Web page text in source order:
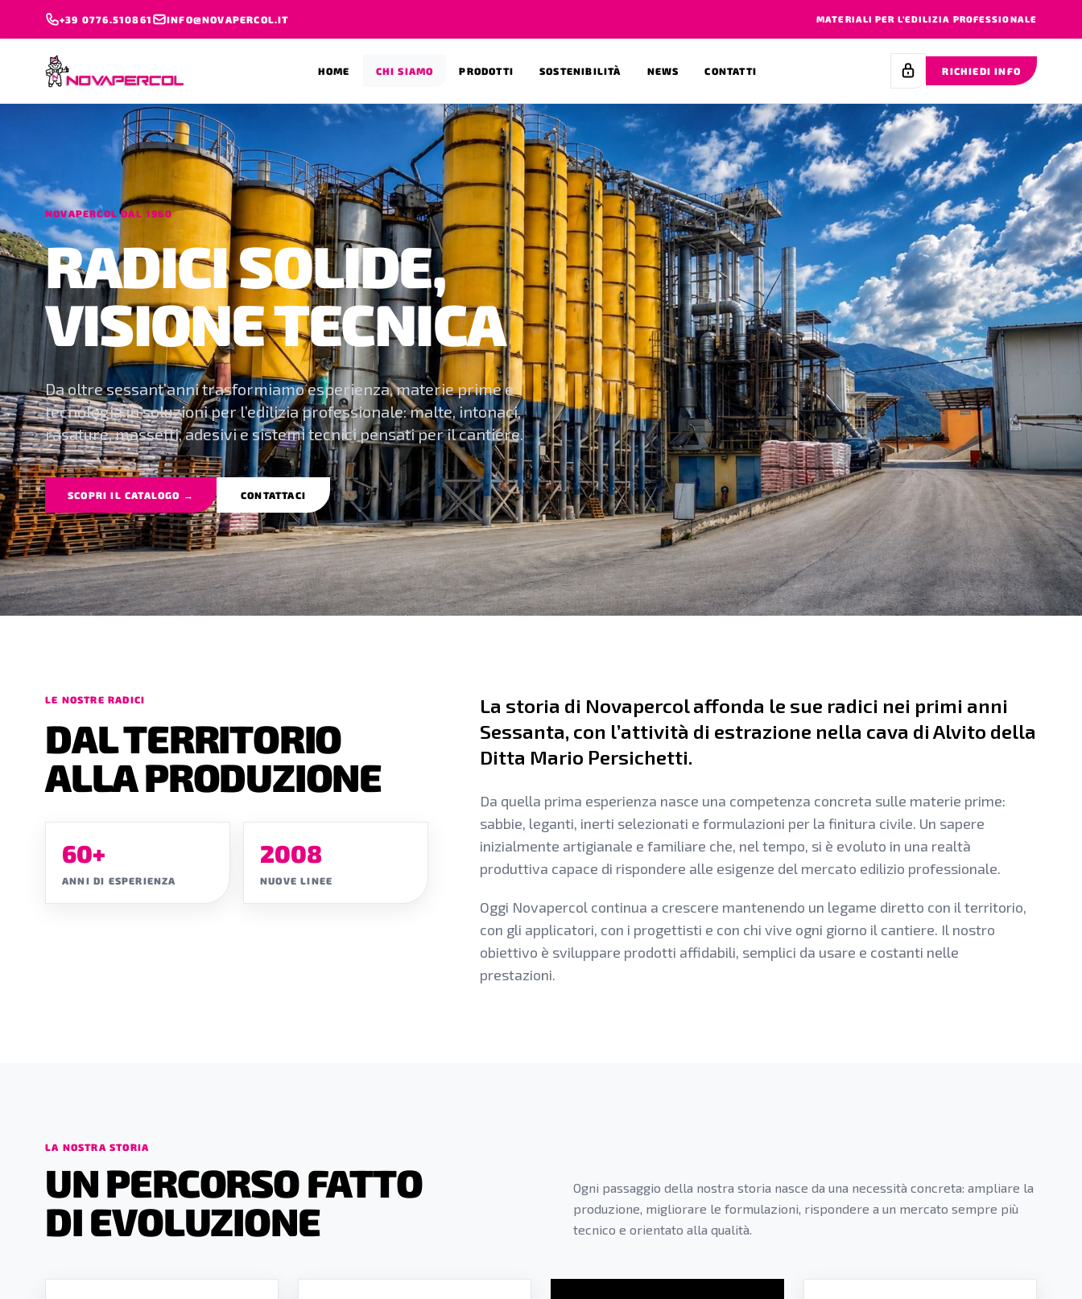
+39 0776.510861 INFO@NOVAPERCOL.IT MATERIALI PER L’EDILIZIA PROFESSIONALE
HOME CHI SIAMO PRODOTTI SOSTENIBILITÀ NEWS CONTATTI RICHIEDI INFO
NOVAPERCOL DAL 1960
RADICI SOLIDE,
VISIONE TECNICA
Da oltre sessant’anni trasformiamo esperienza, materie prime e
tecnologia in soluzioni per l’edilizia professionale: malte, intonaci,
rasature, massetti, adesivi e sistemi tecnici pensati per il cantiere.
SCOPRI IL CATALOGO → CONTATTACI
LE NOSTRE RADICI
DAL TERRITORIO
ALLA PRODUZIONE
60+
ANNI DI ESPERIENZA
2008
NUOVE LINEE
La storia di Novapercol affonda le sue radici nei primi anni
Sessanta, con l’attività di estrazione nella cava di Alvito della
Ditta Mario Persichetti.
Da quella prima esperienza nasce una competenza concreta sulle materie prime:
sabbie, leganti, inerti selezionati e formulazioni per la finitura civile. Un sapere
inizialmente artigianale e familiare che, nel tempo, si è evoluto in una realtà
produttiva capace di rispondere alle esigenze del mercato edilizio professionale.
Oggi Novapercol continua a crescere mantenendo un legame diretto con il territorio,
con gli applicatori, con i progettisti e con chi vive ogni giorno il cantiere. Il nostro
obiettivo è sviluppare prodotti affidabili, semplici da usare e costanti nelle
prestazioni.
LA NOSTRA STORIA
UN PERCORSO FATTO
DI EVOLUZIONE
Ogni passaggio della nostra storia nasce da una necessità concreta: ampliare la
produzione, migliorare le formulazioni, rispondere a un mercato sempre più
tecnico e orientato alla qualità.